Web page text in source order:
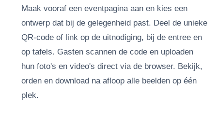
Maak vooraf een eventpagina aan en kies een
ontwerp dat bij de gelegenheid past. Deel de unieke
QR-code of link op de uitnodiging, bij de entree en
op tafels. Gasten scannen de code en uploaden
hun foto's en video's direct via de browser. Bekijk,
orden en download na afloop alle beelden op één
plek.